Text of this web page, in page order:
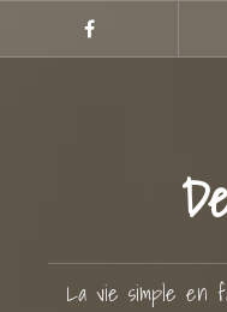
contenu
Facebook
La vie simple en